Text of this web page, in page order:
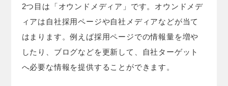
2つ目は「オウンドメディア」です。オウンドメデ
ィアは自社採用ページや自社メディアなどが当て
はまります。例えば採用ページでの情報量を増や
したり、ブログなどを更新して、自社ターゲット
へ必要な情報を提供することができます。